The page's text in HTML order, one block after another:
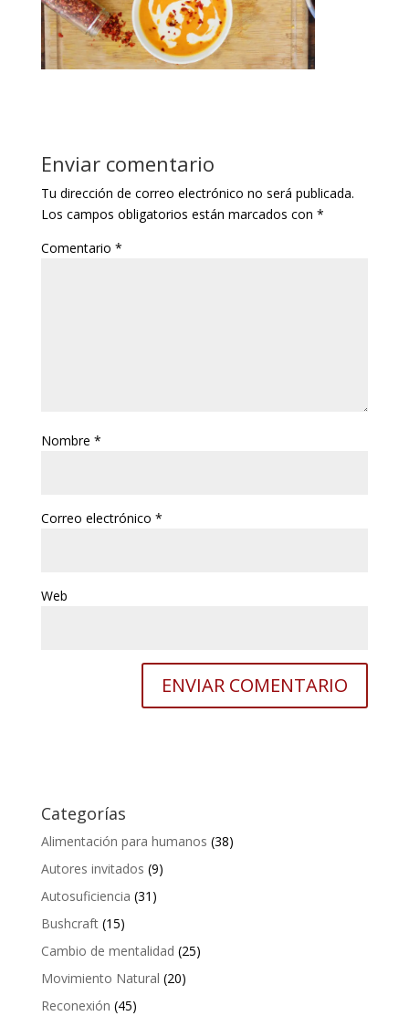
Enviar comentario
Tu dirección de correo electrónico no será publicada.
Los campos obligatorios están marcados con *
Comentario *
Nombre *
Correo electrónico *
Web
Categorías
Alimentación para humanos (38)
Autores invitados (9)
Autosuficiencia (31)
Bushcraft(15)
Cambio de mentalidad (25)
Movimiento Natural (20)
Reconexión (45)